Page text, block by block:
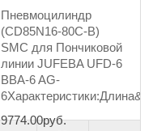
Пневмоцилиндр
(CD85N16-80C-B)
SMC для Пончиковой
линии JUFEBA UFD-6
BBA-6 AG-
9774.00руб.